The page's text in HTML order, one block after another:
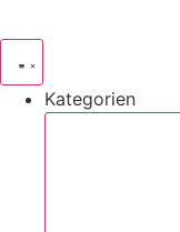
Kategorien